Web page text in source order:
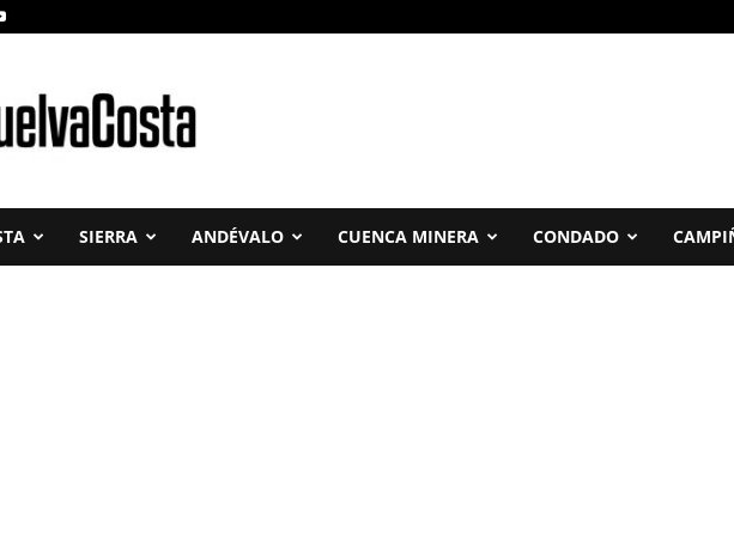
SIERRA ANDÉVALO CUENCA MINERA CONDADO